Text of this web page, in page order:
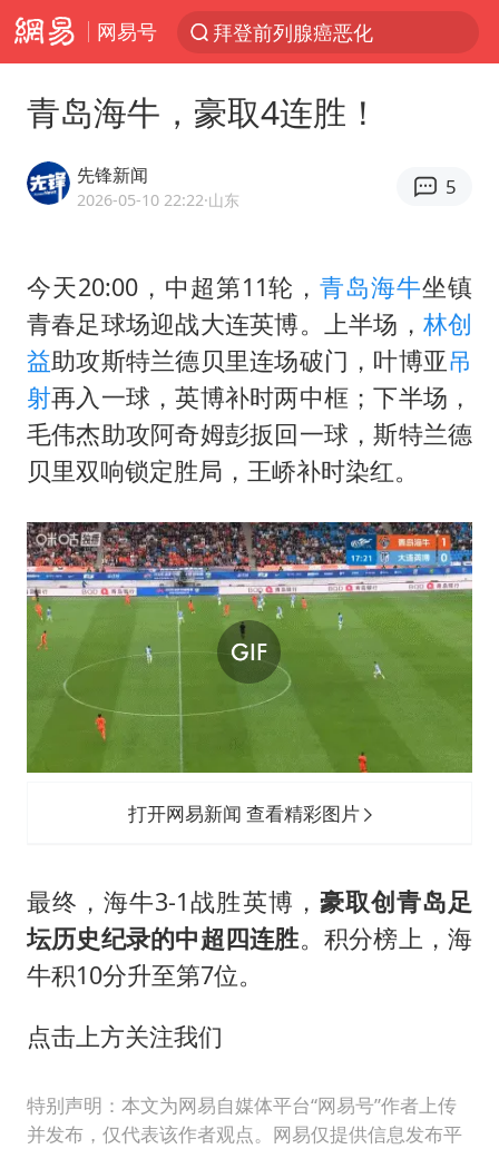
网易号
拜登前列腺癌恶化
“白海豚”逼近浙闽沿海
外国游客的“中国游三件套”火了
以军士兵把枪口对准中国记者
白海豚在海上打了个结
2026年7月份居民消费价格同比上涨0.5%
方桃子代言广告视频已下架
谢霆锋演唱会隔空祝王菲生日快乐
WTT横滨冠军赛女单四强国乒占三席
青岛海牛，豪取4连胜！
先锋新闻
2026-05-10 22:22·山东
5
今天20:00，中超第11轮，青岛海牛坐镇
青春足球场迎战大连英博。上半场， 林创
益助攻斯特兰德贝里连场破门，叶博亚吊
射再入一球，英博补时两中框；下半场，
毛伟杰助攻阿奇姆彭扳回一球，斯特兰德
贝里双响锁定胜局，王峤补时染红。
打开网易新闻 查看精彩图片
最终，海牛3-1战胜英博， 豪取创青岛足
坛历史纪录的中超四连胜。积分榜上，海
牛积10分升至第7位。
点击上方关注我们
特别声明：本文为网易自媒体平台“网易号”作者上传
并发布，仅代表该作者观点。网易仅提供信息发布平